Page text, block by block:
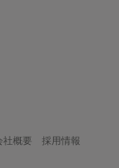
社概要
採用情報